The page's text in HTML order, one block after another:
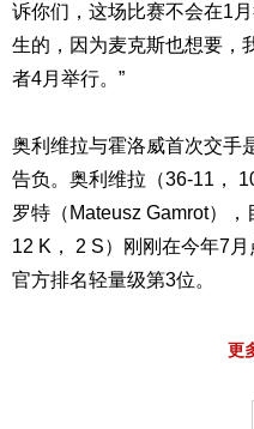
诉你们，这场比赛不会在1
生的，因为麦克斯也想要，
者4月举行。”
奥利维拉与霍洛威首次交手
告负。奥利维拉（36-11，
罗特（Mateusz Gamrot）
12 K， 2 S）刚刚在今年7
官方排名轻量级第3位。
更